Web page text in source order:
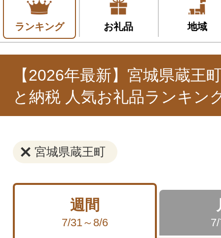
ランキング お礼品 地域
【2026年最新】宮城県蔵王
と納税 人気お礼品ランキン
宮城県蔵王町
週間
7/31～8/6